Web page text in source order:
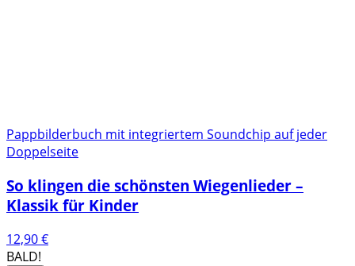
Pappbilderbuch mit integriertem Soundchip auf jeder
Doppelseite
So klingen die schönsten Wiegenlieder –
Klassik für Kinder
12,90€
BALD!